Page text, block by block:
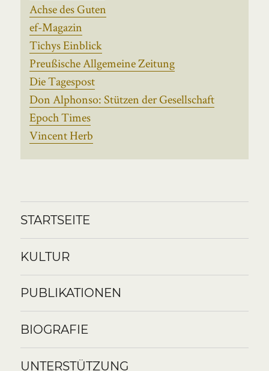
Achse des Guten
ef-Magazin
Tichys Einblick
Preußische Allgemeine Zeitung
Die Tagespost
Don Alphonso: Stützen der Gesellschaft
Epoch Times
Vincent Herb
STARTSEITE
KULTUR
PUBLIKATIONEN
BIOGRAFIE
UNTERSTÜTZUNG